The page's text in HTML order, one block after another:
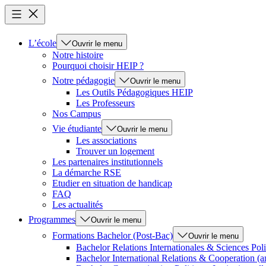
L’école Ouvrir le menu
Notre histoire
Pourquoi choisir HEIP ?
Notre pédagogie
Ouvrir le menu
Les Outils Pédagogiques HEIP
Les Professeurs
Nos Campus
Vie étudiante
Ouvrir le menu
Les associations
Trouver un logement
Les partenaires institutionnels
La démarche RSE
Etudier en situation de handicap
FAQ
Les actualités
Programmes
Ouvrir le menu
Formations Bachelor (Post-Bac) Ouvrir le menu
Bachelor Relations Internationales & Sciences
Bachelor International Relations & Cooperation